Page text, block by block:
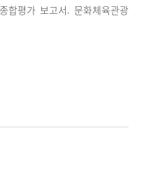
합평가 보고서. 문화체육관광